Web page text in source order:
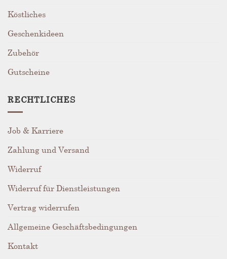
Köstliches
Geschenkideen
Zubehör
Gutscheine
RECHTLICHES
Job & Karriere
Zahlung und Versand
Widerruf
Widerruf für Dienstleistungen
Vertrag widerrufen
Allgemeine Geschäftsbedingungen
Kontakt